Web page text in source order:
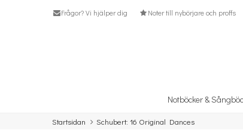
Frågor? Vi hjälper dig Noter till nybörjare och proffs
Notböcker &
Startsidan Schubert: 16 Original Dances